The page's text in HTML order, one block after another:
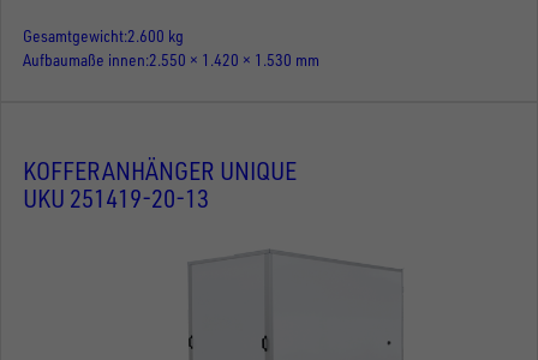
Gesamtgewicht 2.600 kg
Aufbaumaße innen 2.550 × 1.420 × 1.530 mm
KOFFERANHÄNGER UNIQUE
UKU 251419-20-13